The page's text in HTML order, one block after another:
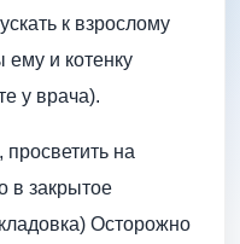
к взрослому
ему и котенку
у врача).
просветить на
в закрытое
Осторожно